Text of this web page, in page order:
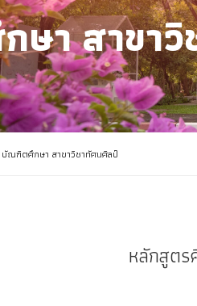
า สาขา
บัณฑิตศึกษา สาขาวิชาทัศนศิลป์
หลักสูต